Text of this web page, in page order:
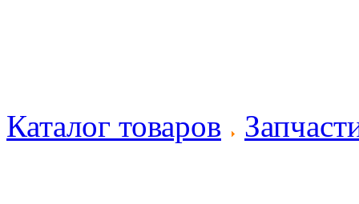
Каталог товаров